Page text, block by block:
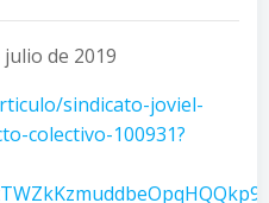
julio de 2019
sindicato-joviel-
colectivo-100931?